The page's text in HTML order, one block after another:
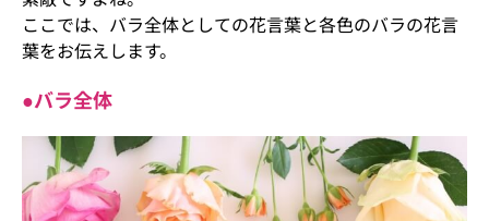
ここでは、バラ全体としての花言葉と各色のバラの花言
葉をお伝えします。
●バラ全体